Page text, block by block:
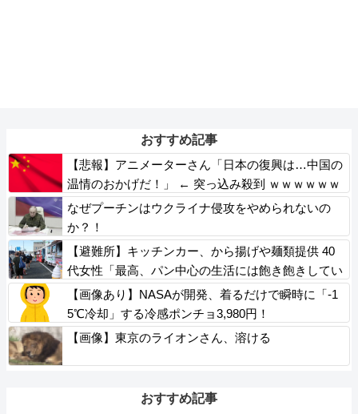
おすすめ記事
【悲報】アニメーターさん「日本の復興は…中国の
温情のおかげだ！」 ← 突っ込み殺到 ｗｗｗｗｗｗ
ｗｗｗ
なぜプーチンはウクライナ侵攻をやめられないの
か？！
【避難所】キッチンカー、から揚げや麺類提供 40
代女性「最高、パン中心の生活には飽き飽きしてい
て、野菜不足も感じていた」→時事通信タイトル
「パンに飽き飽き」
【画像あり】NASAが開発、着るだけで瞬時に「-1
5℃冷却」する冷感ポンチョ3,980円！
【画像】東京のライオンさん、溶ける
おすすめ記事